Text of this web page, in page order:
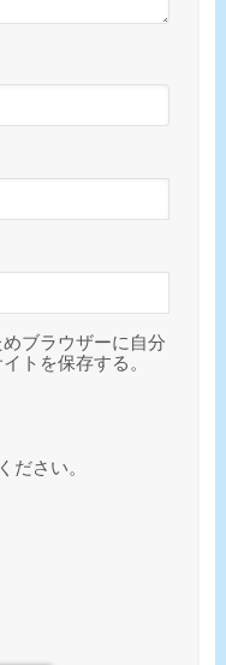
ブラウザーに自分
トを保存する。
ださい。